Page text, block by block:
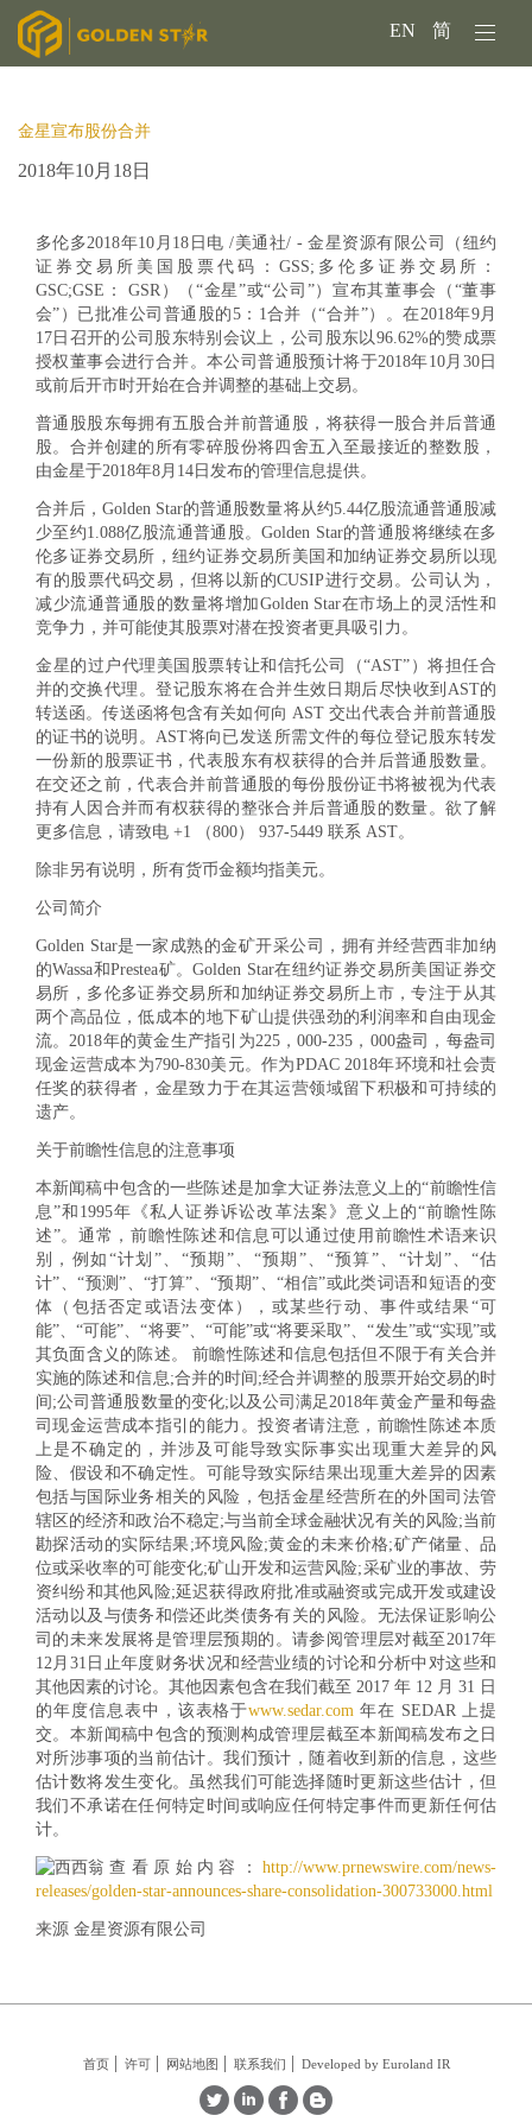
EN 简
金星宣布股份合并
2018年10月18日
多伦多2018年10月18日电 /美通社/ - 金星资源有限公司（纽约
证券交易所美国股票代码：GSS;多伦多证券交易所：
GSC;GSE： GSR）（“金星”或“公司”）宣布其董事会（“董事
会”）已批准公司普通股的5：1合并（“合并”）。在2018年9月
17日召开的公司股东特别会议上，公司股东以96.62%的赞成票
授权董事会进行合并。本公司普通股预计将于2018年10月30日
或前后开市时开始在合并调整的基础上交易。
普通股股东每拥有五股合并前普通股，将获得一股合并后普通
股。合并创建的所有零碎股份将四舍五入至最接近的整数股，
由金星于2018年8月14日发布的管理信息提供。
合并后，Golden Star的普通股数量将从约5.44亿股流通普通股减
少至约1.088亿股流通普通股。Golden Star的普通股将继续在多
伦多证券交易所，纽约证券交易所美国和加纳证券交易所以现
有的股票代码交易，但将以新的CUSIP进行交易。公司认为，
减少流通普通股的数量将增加Golden Star在市场上的灵活性和
竞争力，并可能使其股票对潜在投资者更具吸引力。
金星的过户代理美国股票转让和信托公司（“AST”）将担任合
并的交换代理。登记股东将在合并生效日期后尽快收到AST的
转送函。传送函将包含有关如何向 AST 交出代表合并前普通股
的证书的说明。AST将向已发送所需文件的每位登记股东转发
一份新的股票证书，代表股东有权获得的合并后普通股数量。
在交还之前，代表合并前普通股的每份股份证书将被视为代表
持有人因合并而有权获得的整张合并后普通股的数量。欲了解
更多信息，请致电 +1 （800） 937-5449 联系 AST。
除非另有说明，所有货币金额均指美元。
公司简介
Golden Star是一家成熟的金矿开采公司，拥有并经营西非加纳
的Wassa和Prestea矿。Golden Star在纽约证券交易所美国证券交
易所，多伦多证券交易所和加纳证券交易所上市，专注于从其
两个高品位，低成本的地下矿山提供强劲的利润率和自由现金
流。2018年的黄金生产指引为225，000-235，000盎司，每盎司
现金运营成本为790-830美元。作为PDAC 2018年环境和社会责
任奖的获得者，金星致力于在其运营领域留下积极和可持续的
遗产。
关于前瞻性信息的注意事项
本新闻稿中包含的一些陈述是加拿大证券法意义上的“前瞻性信
息”和1995年《私人证券诉讼改革法案》意义上的“前瞻性陈
述”。通常，前瞻性陈述和信息可以通过使用前瞻性术语来识
别，例如“计划”、“预期”、“预期”、“预算”、“计划”、“估
计”、“预测”、“打算”、“预期”、“相信”或此类词语和短语的变
体（包括否定或语法变体），或某些行动、事件或结果“可
能”、“可能”、“将要”、“可能”或“将要采取”、“发生”或“实现”或
其负面含义的陈述。 前瞻性陈述和信息包括但不限于有关合并
实施的陈述和信息;合并的时间;经合并调整的股票开始交易的时
间;公司普通股数量的变化;以及公司满足2018年黄金产量和每盎
司现金运营成本指引的能力。投资者请注意，前瞻性陈述本质
上是不确定的，并涉及可能导致实际事实出现重大差异的风
险、假设和不确定性。可能导致实际结果出现重大差异的因素
包括与国际业务相关的风险，包括金星经营所在的外国司法管
辖区的经济和政治不稳定;与当前全球金融状况有关的风险;当前
勘探活动的实际结果;环境风险;黄金的未来价格;矿产储量、品
位或采收率的可能变化;矿山开发和运营风险;采矿业的事故、劳
资纠纷和其他风险;延迟获得政府批准或融资或完成开发或建设
活动以及与债务和偿还此类债务有关的风险。无法保证影响公
司的未来发展将是管理层预期的。请参阅管理层对截至2017年
12月31日止年度财务状况和经营业绩的讨论和分析中对这些和
其他因素的讨论。其他因素包含在我们截至 2017 年 12 月 31 日
的年度信息表中，该表格于www.sedar.com 年在 SEDAR 上提
交。本新闻稿中包含的预测构成管理层截至本新闻稿发布之日
对所涉事项的当前估计。我们预计，随着收到新的信息，这些
估计数将发生变化。虽然我们可能选择随时更新这些估计，但
我们不承诺在任何特定时间或响应任何特定事件而更新任何估
计。
查看原始内容： http://www.prnewswire.com/news-
releases/golden-star-announces-share-consolidation-300733000.html
来源 金星资源有限公司
首页 许可 网站地图 联系我们 Developed by Euroland IR